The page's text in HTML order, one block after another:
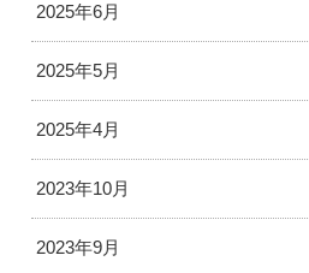
2025年6月
2025年5月
2025年4月
2023年10月
2023年9月